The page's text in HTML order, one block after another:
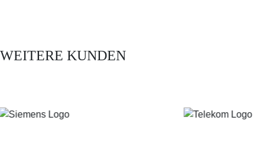
WEITERE KUNDEN